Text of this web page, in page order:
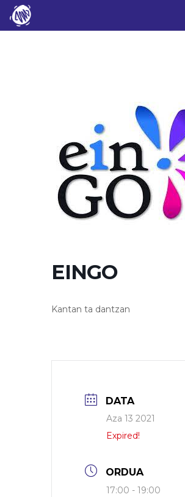
EINGO
Kantan ta dantzan
DATA
Aza 13 2021
Expired!
ORDUA
17:00 - 19:00